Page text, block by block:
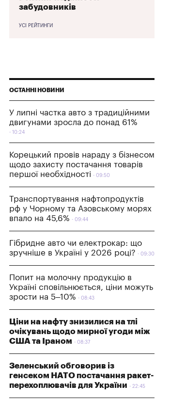
забудовників
УСІ РЕЙТИНГИ
ОСТАННІ НОВИНИ
У липні частка авто з традиційними
двигунами зросла до понад 61%
10:24
Корецький провів нараду з бізнесом
щодо захисту постачання товарів
першої необхідності
09:50
Транспортування нафтопродуктів
рф у Чорному та Азовському морях
впало на 45,6%
09:44
Гібридне авто чи електрокар: що
зручніше в Україні у 2026 році?
09:30
Попит на молочну продукцію в
Україні сповільнюється, ціни можуть
зрости на 5–10%
08:43
Ціни на нафту знизилися на тлі
очікувань щодо мирної угоди між
США та Іраном
08:37
Зеленський обговорив із
генсеком НАТО постачання ракет-
перехоплювачів для України
22:45